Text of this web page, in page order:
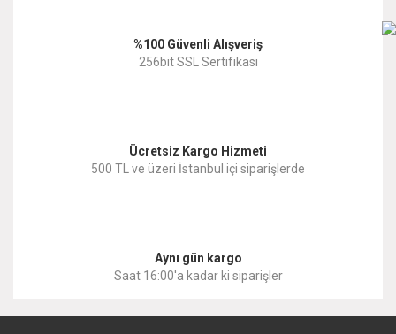
Ürün fiyatı diğer sitelerden daha pahalı.
%100 Güvenli Alışveriş
256bit SSL Sertifikası
Ücretsiz Kargo Hizmeti
500 TL ve üzeri İstanbul içi siparişlerde
Aynı gün kargo
Saat 16:00'a kadar ki siparişler